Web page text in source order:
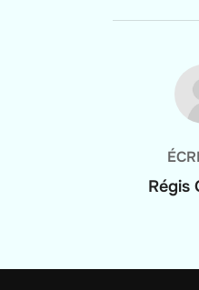
AUTEUR DE
Régis